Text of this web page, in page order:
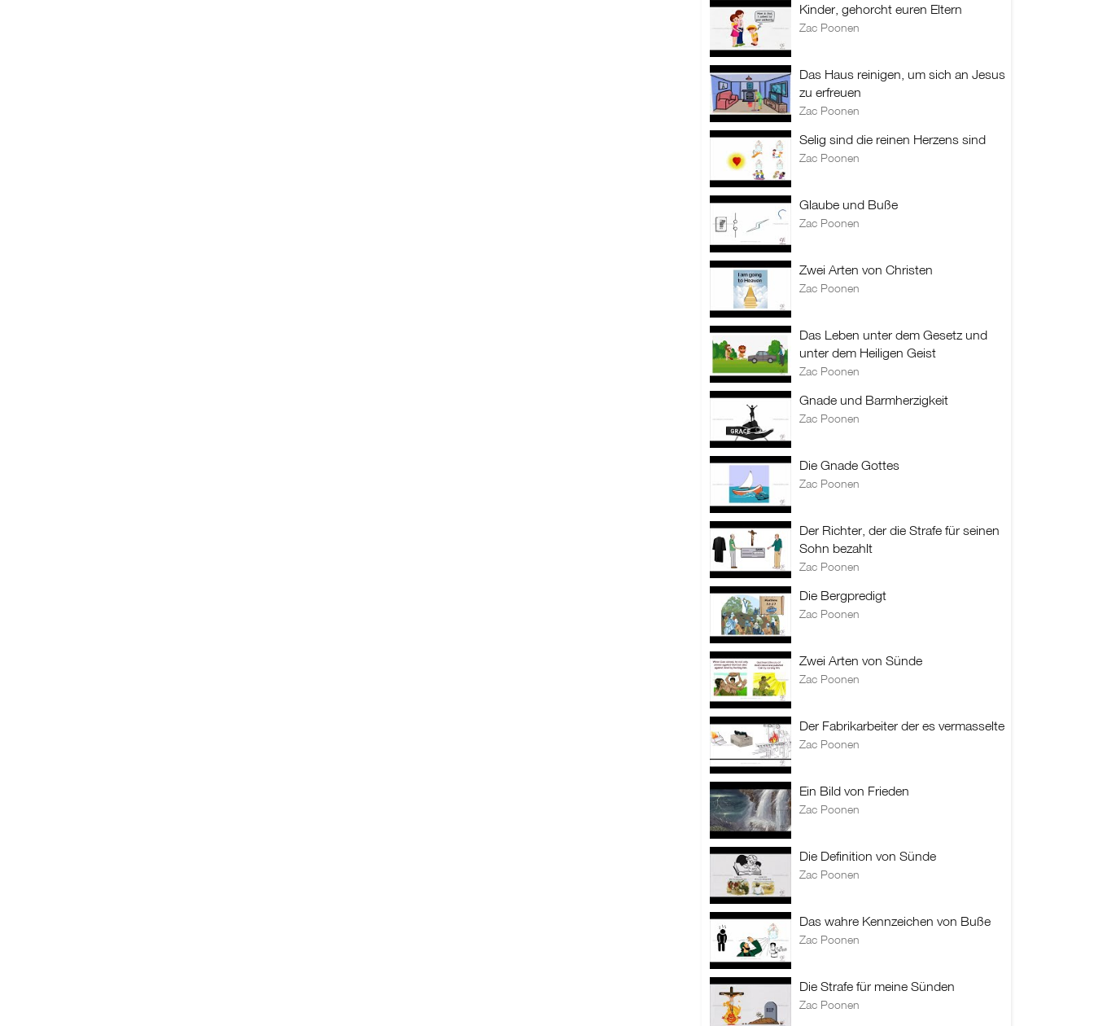
Kinder, gehorcht euren Eltern
Zac Poonen
Das Haus reinigen, um sich an Jesus
zu erfreuen
Zac Poonen
Selig sind die reinen Herzens sind
Zac Poonen
Glaube und Buße
Zac Poonen
Zwei Arten von Christen
Zac Poonen
Das Leben unter dem Gesetz und
unter dem Heiligen Geist
Zac Poonen
Gnade und Barmherzigkeit
Zac Poonen
Die Gnade Gottes
Zac Poonen
Der Richter, der die Strafe für seinen
Sohn bezahlt
Zac Poonen
Die Bergpredigt
Zac Poonen
Zwei Arten von Sünde
Zac Poonen
Der Fabrikarbeiter der es vermasselte
Zac Poonen
Ein Bild von Frieden
Zac Poonen
Die Definition von Sünde
Zac Poonen
Das wahre Kennzeichen von Buße
Zac Poonen
Die Strafe für meine Sünden
Zac Poonen